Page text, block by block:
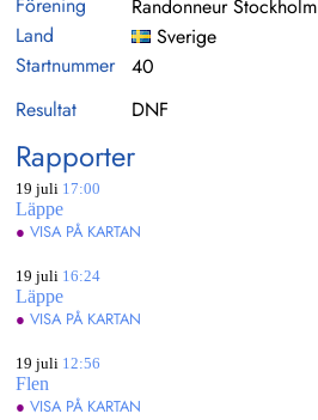
Förening
Randonneur Stockholm
Land
Sverige
Startnummer
40
Resultat
DNF
Rapporter
19 juli 17:00
Läppe
● VISA PÅ KARTAN
19 juli 16:24
Läppe
● VISA PÅ KARTAN
19 juli 12:56
Flen
● VISA PÅ KARTAN